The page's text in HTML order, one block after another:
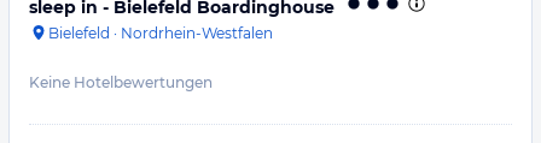
sleep in - Bielefeld Boardinghouse
Bielefeld · Nordrhein-Westfalen
Keine Hotelbewertungen